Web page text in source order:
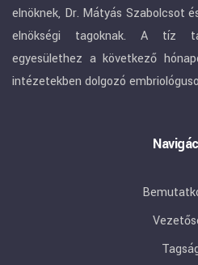
elnöknek, Dr. Mátyás Szabolcsot
elnökségi tagoknak. A tíz
egyesülethez a következő
intézetekben dolgozó